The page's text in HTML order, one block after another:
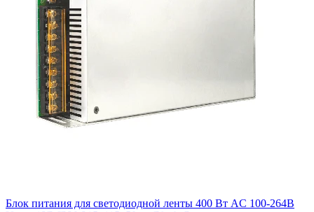
Блок питания для светодиодной ленты 400 Вт AC 100-264В